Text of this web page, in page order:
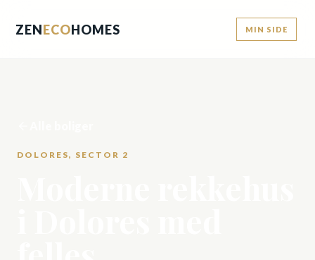
ZENECOHOMES MIN SIDE
DOLORES, SECTOR 2